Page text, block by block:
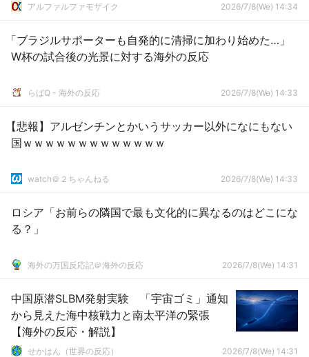
アルファルファモザイク 2026/7/8(We) 14:34
「ブラジルサポーターも自発的に清掃に加わり始めた…」
W杯の試合後の光景に対する海外の反応
らばQ - 海外の反応 2026/7/8(We) 14:33
【悲報】アルゼンチンとかいうサッカー以外になにもない
国ｗｗｗｗｗｗｗｗｗｗｗｗｗ
watch＠２ちゃんねる 2026/7/8(We) 14:33
ロシア「お前らの隣国で最も文化的に異なるのはどこにな
る？」
海外の万国反応記＠海外の反応 2026/7/8(We) 14:31
中国原潜SLBM発射実験 「宇宙ゴミ」通知
から見えた海中核戦力と南太平洋の緊張
【海外の反応・解説】
せかはん（世界の反応） 2026/7/8(We) 14:31